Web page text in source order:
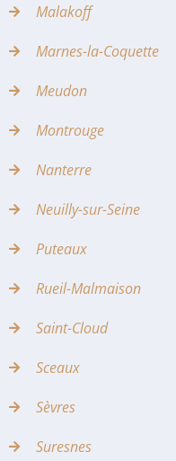
Malakoff
Marnes-la-Coquette
Meudon
Montrouge
Nanterre
Neuilly-sur-Seine
Puteaux
Rueil-Malmaison
Saint-Cloud
Sceaux
Sèvres
Suresnes